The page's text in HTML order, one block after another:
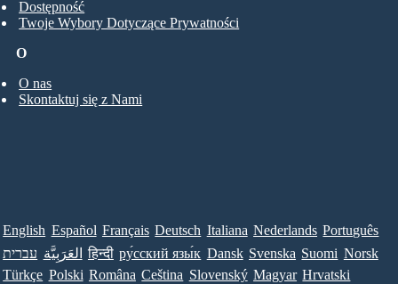
O
O nas
Skontaktuj się z Nami
Dostępność
Twoje Wybory Dotyczące Prywatności
English Español Français Deutsch Italiana Nederlands Português
עברית العَرَبِيَّة हिन्दी ру́сский язы́к Dansk Svenska Suomi Norsk
Türkçe Polski Româna Ceština Slovenský Magyar Hrvatski